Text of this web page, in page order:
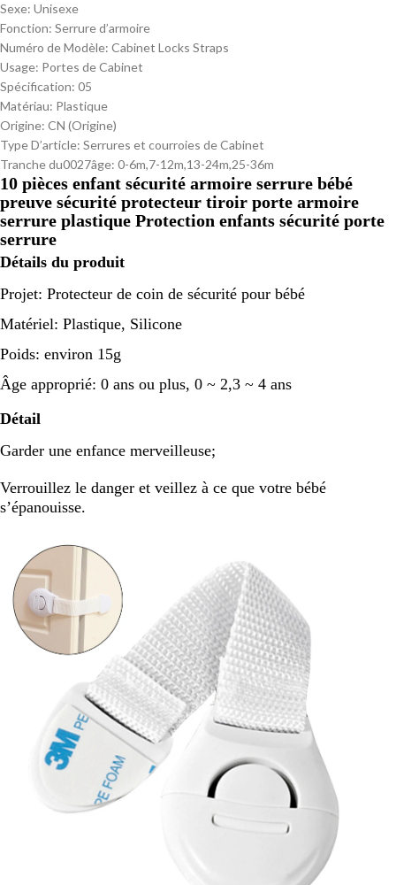
Sexe: Unisexe
Fonction: Serrure d’armoire
Numéro de Modèle: Cabinet Locks Straps
Usage: Portes de Cabinet
Spécification: 05
Matériau: Plastique
Origine: CN (Origine)
Type D’article: Serrures et courroies de Cabinet
Tranche du0027âge: 0-6m,7-12m,13-24m,25-36m
10 pièces enfant sécurité armoire serrure bébé
preuve sécurité protecteur tiroir porte armoire
serrure plastique Protection enfants sécurité porte
serrure
Détails du produit
Projet: Protecteur de coin de sécurité pour bébé
Matériel: Plastique, Silicone
Poids: environ 15g
Âge approprié: 0 ans ou plus, 0 ~ 2,3 ~ 4 ans
Détail
Garder une enfance merveilleuse;
Verrouillez le danger et veillez à ce que votre bébé
s’épanouisse.